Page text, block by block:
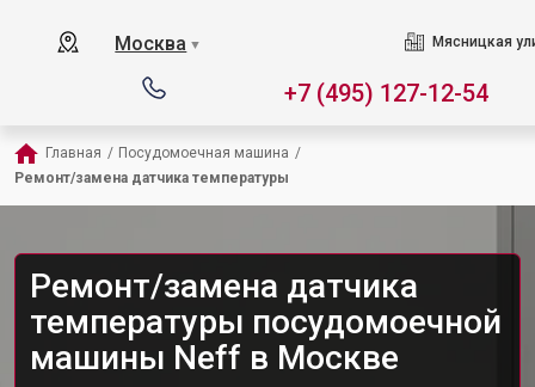
Москва ▼ Мясницкая
+7 (495) 127-12-54
Главная / Посудомоечная машина /
Ремонт/замена датчика температуры
Ремонт/замена датчика
температуры посудомоечной
машины Neff в Москве